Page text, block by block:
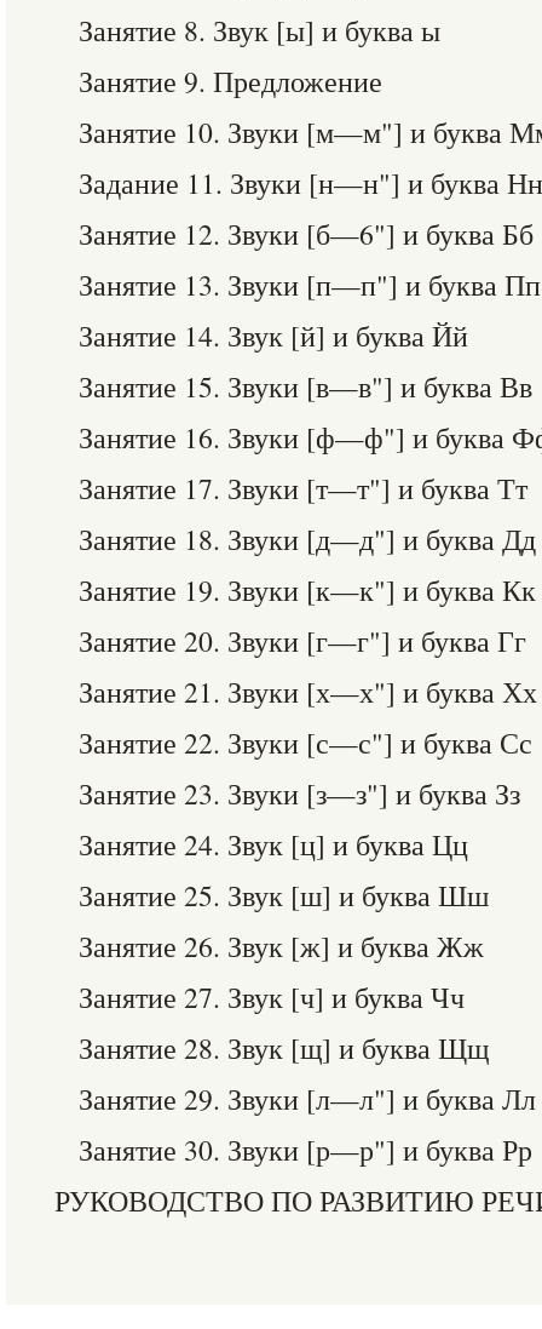
Занятие 8. Звук [ы] и буква ы
Занятие 9. Предложение
Занятие 10. Звуки [м—м"] и буква
Задание 11. Звуки [н—н"] и буква Нн
Занятие 12. Звуки [б—6"] и буква Бб
Занятие 13. Звуки [п—п"] и буква Пп
Занятие 14. Звук [й] и буква Йй
Занятие 15. Звуки [в—в"] и буква Вв
Занятие 16. Звуки [ф—ф"] и буква
Занятие 17. Звуки [т—т"] и буква Тт
Занятие 18. Звуки [д—д"] и буква Дд
Занятие 19. Звуки [к—к"] и буква Кк
Занятие 20. Звуки [г—г"] и буква Гг
Занятие 21. Звуки [х—х"] и буква Хх
Занятие 22. Звуки [с—с"] и буква Сс
Занятие 23. Звуки [з—з"] и буква Зз
Занятие 24. Звук [ц] и буква Цц
Занятие 25. Звук [ш] и буква Шш
Занятие 26. Звук [ж] и буква Жж
Занятие 27. Звук [ч] и буква Чч
Занятие 28. Звук [щ] и буква Щщ
Занятие 29. Звуки [л—л"] и буква Лл
Занятие 30. Звуки [р—р"] и буква Рр
РУКОВОДСТВО ПО РАЗВИТИЮ